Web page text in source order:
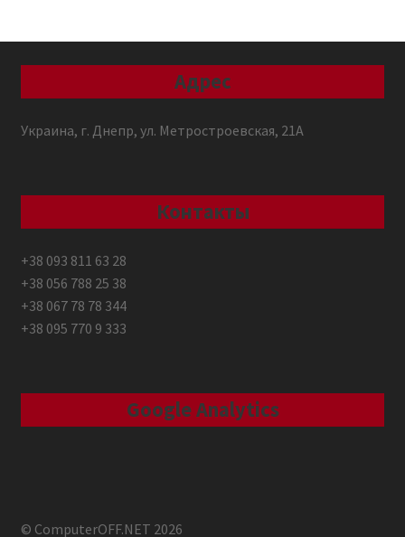
Адрес
Украина, г. Днепр, ул. Метростроевская, 21А
Контакты
+38 093 811 63 28
+38 056 788 25 38
+38 067 78 78 344
+38 095 770 9 333
Google Analytics
© ComputerOFF.NET 2026